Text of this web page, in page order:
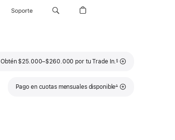
Soporte
Obtén $25.000–$260.000 por tu Trade In.
Nota
a§
Pago en cuotas mensuales disponible
Nota
a∆